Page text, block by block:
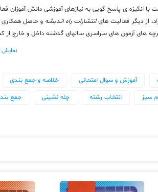
با انگیزه ی پاسخ گویی به نیازهای آموزشی دانش آموزان
از دیگر فعالیت هایانتشارات راه اندیشه و حاصل همکاری
های آزمون های سراسری سالهای گذشته داخل و خارج از
نمایش
آموزش و سوال امتحانی خلاصه و جمع بندی
سبز انتخاب رشته چله نشینی جمع